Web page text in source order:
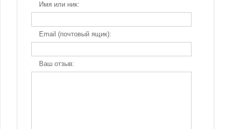
Имя или ник:
Email (почтовый ящик):
Ваш отзыв: